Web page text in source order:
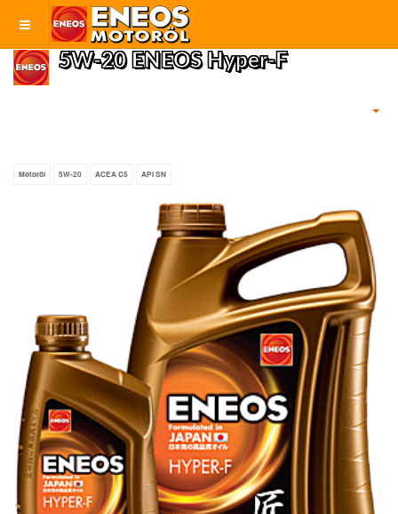
5W-20 ENEOS Hyper-F
Motoröl 5W-20 ACEA C5 API SN